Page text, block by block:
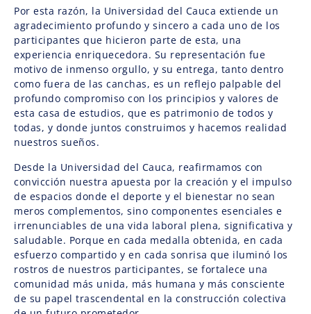
Por esta razón, la Universidad del Cauca extiende un
agradecimiento profundo y sincero a cada uno de los
participantes que hicieron parte de esta, una
experiencia enriquecedora. Su representación fue
motivo de inmenso orgullo, y su entrega, tanto dentro
como fuera de las canchas, es un reflejo palpable del
profundo compromiso con los principios y valores de
esta casa de estudios, que es patrimonio de todos y
todas, y donde juntos construimos y hacemos realidad
nuestros sueños.
Desde la Universidad del Cauca, reafirmamos con
convicción nuestra apuesta por la creación y el impulso
de espacios donde el deporte y el bienestar no sean
meros complementos, sino componentes esenciales e
irrenunciables de una vida laboral plena, significativa y
saludable. Porque en cada medalla obtenida, en cada
esfuerzo compartido y en cada sonrisa que iluminó los
rostros de nuestros participantes, se fortalece una
comunidad más unida, más humana y más consciente
de su papel trascendental en la construcción colectiva